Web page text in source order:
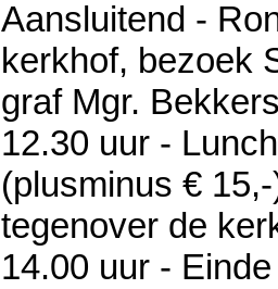
Aansluitend -
kerkhof, bezoek
graf Mgr.
12.30 uur -
(plusminus €
tegenover de
14.00 uur -